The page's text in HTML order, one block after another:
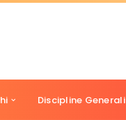
Discipline Generali